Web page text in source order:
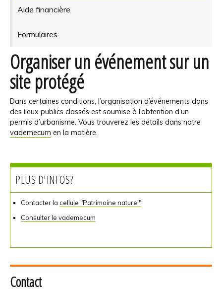
Aide financière
Formulaires
Organiser un événement sur un
site protégé
Dans certaines conditions, l’organisation d’événements dans
des lieux publics classés est soumise à l’obtention d’un
permis d’urbanisme. Vous trouverez les détails dans notre
vademecum en la matière.
PLUS D'INFOS?
Contacter la cellule "Patrimoine naturel"
Consulter le vademecum
Contact